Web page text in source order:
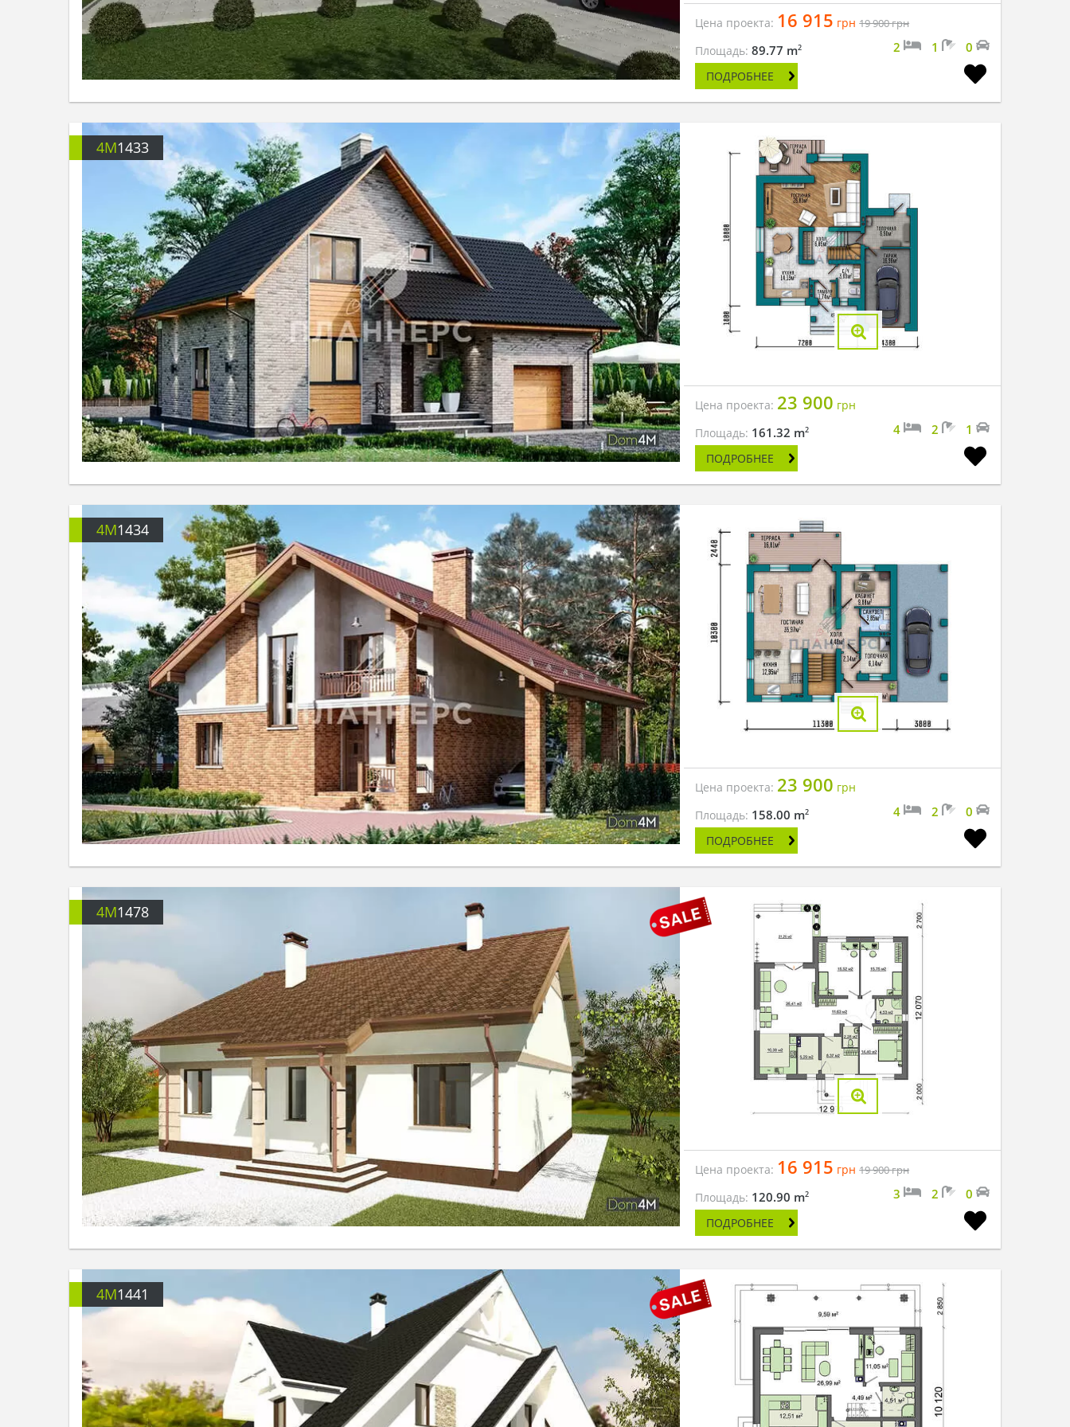
Цена проекта: 16 915 грн 19 900грн
Площадь:89.77 m2 2 1 0
ПОДРОБНЕЕ
4M1433
Цена проекта: 23 900 грн
Площадь: 161.32 m2 4 2 1
ПОДРОБНЕЕ
4M1434
Цена проекта: 23 900 грн
Площадь: 158.00 m2 4 2 0
ПОДРОБНЕЕ
4M1478
Цена проекта: 16 915 грн 19 900грн
Площадь: 120.90 m2 3 2 0
ПОДРОБНЕЕ
4M1441